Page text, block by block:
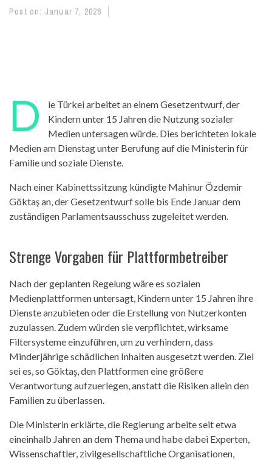
Post on: Januar 7, 2026
D
ie Türkei arbeitet an einem Gesetzentwurf, der
Kindern unter 15 Jahren die Nutzung sozialer
Medien untersagen würde. Dies berichteten lokale
Medien am Dienstag unter Berufung auf die Ministerin für
Familie und soziale Dienste.
Nach einer Kabinettssitzung kündigte Mahinur Özdemir
Göktaş an, der Gesetzentwurf solle bis Ende Januar dem
zuständigen Parlamentsausschuss zugeleitet werden.
Strenge Vorgaben für Plattformbetreiber
Nach der geplanten Regelung wäre es sozialen
Medienplattformen untersagt, Kindern unter 15 Jahren ihre
Dienste anzubieten oder die Erstellung von Nutzerkonten
zuzulassen. Zudem würden sie verpflichtet, wirksame
Filtersysteme einzuführen, um zu verhindern, dass
Minderjährige schädlichen Inhalten ausgesetzt werden. Ziel
sei es, so Göktaş, den Plattformen eine größere
Verantwortung aufzuerlegen, anstatt die Risiken allein den
Familien zu überlassen.
Die Ministerin erklärte, die Regierung arbeite seit etwa
eineinhalb Jahren an dem Thema und habe dabei Experten,
Wissenschaftler, zivilgesellschaftliche Organisationen,